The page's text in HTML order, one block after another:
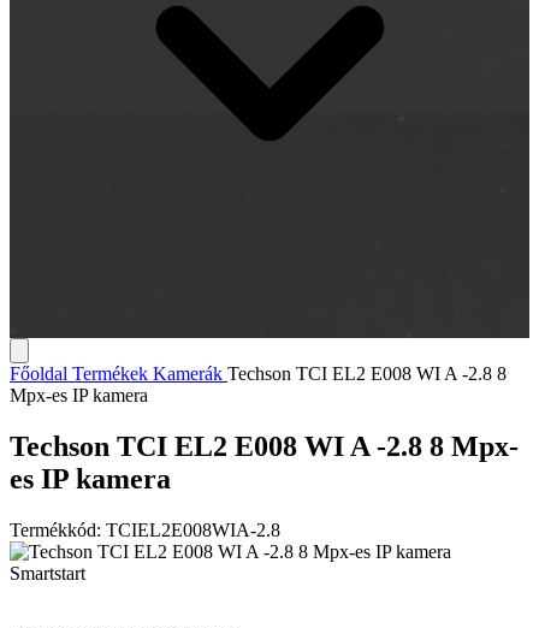
Főoldal Termékek Kamerák Techson TCI EL2 E008 WI A -2.8 8
Mpx-es IP kamera
Techson TCI EL2 E008 WI A -2.8 8 Mpx-
es IP kamera
Termékkód: TCIEL2E008WIA-2.8
Smartstart